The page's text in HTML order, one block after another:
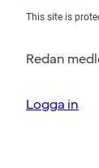
This site is
Redan
Logga in